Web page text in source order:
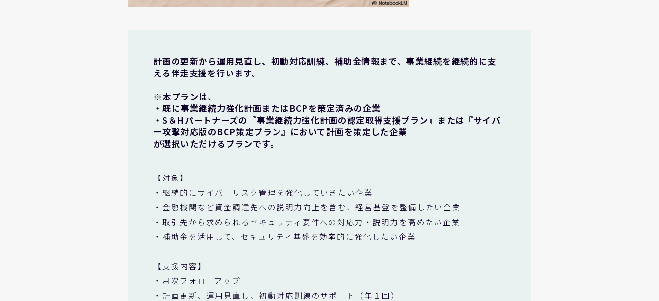
計画の更新から運用見直し、初動対応訓練、補助金情報まで、事業継続を継続的に支
える伴走支援を行います。
※本プランは、
・既に事業継続力強化計画またはBCPを策定済みの企業
・S＆Hパートナーズの『事業継続力強化計画の認定取得支援プラン』または『サイバ
ー攻撃対応版のBCP策定プラン』において計画を策定した企業
が選択いただけるプランです。
【対象】
・継続的にサイバーリスク管理を強化していきたい企業
・金融機関など資金調達先への説明力向上を含む、経営基盤を整備したい企業
・取引先から求められるセキュリティ要件への対応力・説明力を高めたい企業
・補助金を活用して、セキュリティ基盤を効率的に強化したい企業
【支援内容】
・月次フォローアップ
・計画更新、運用見直し、初動対応訓練のサポート（年１回）